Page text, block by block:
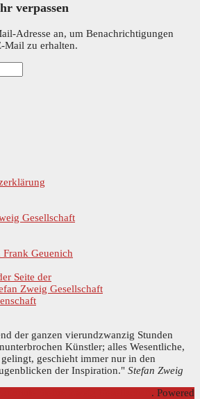
verpassen
Adresse an, um Benachrichtigungen
Mail zu erhalten.
Gesellschaft
Frank Geuenich
Seite der
Zweig Gesellschaft
der ganzen vierundzwanzig Stunden
Künstler; alles Wesentliche,
geschieht immer nur in den
der Inspiration." Stefan Zweig
. Powered